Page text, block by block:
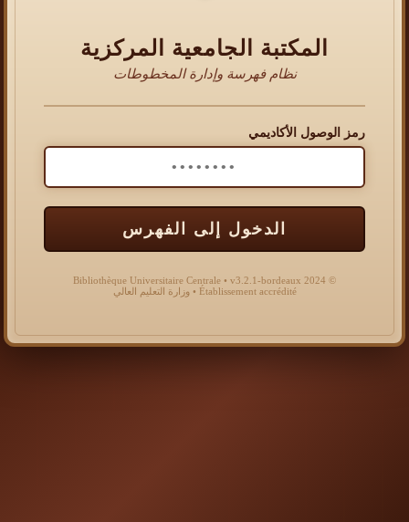
المكتبة الجامعية المركزية
نظام فهرسة وإدارة المخطوطات
رمز الوصول الأكاديمي
الدخول إلى الفهرس
© 2024 Bibliothèque Universitaire Centrale • v3.2.1-bordeaux
Établissement accrédité • وزارة التعليم العالي